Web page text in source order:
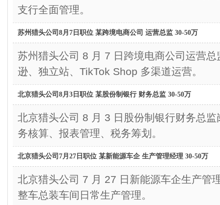
支行全面管理。
苏州猎头公司8月7日职位 某跨境电商公司 运营总监 30-50万
苏州猎头公司 8 月 7 日跨境电商公司运营
逊、独立站、TikTok Shop 多渠道运营。
北京猎头公司8月3日职位 某股份制银行 财务总监 30-50万
北京猎头公司 8 月 3 日股份制银行财务总
务核算、报表管理、税务筹划。
北京猎头公司7月27日职位 某新能源车企 生产管理经理 30-50万
北京猎头公司 7 月 27 日新能源车企生产管
整车总装车间日常生产管理。